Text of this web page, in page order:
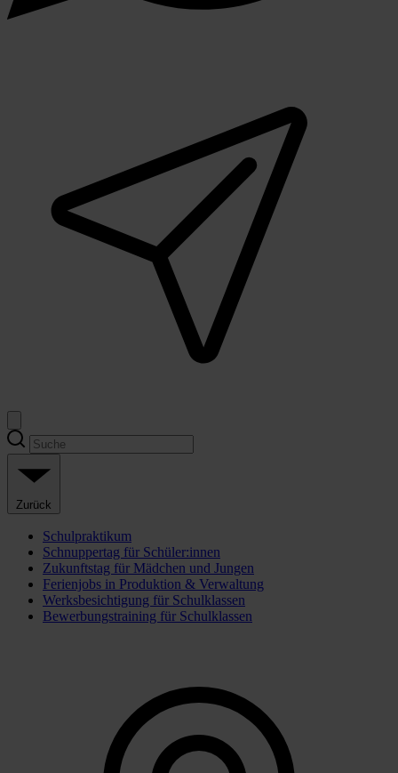
Zurück
Schulpraktikum
Schnuppertag für Schüler:innen
Zukunftstag für Mädchen und Jungen
Ferienjobs in Produktion & Verwaltung
Werksbesichtigung für Schulklassen
Bewerbungstraining für Schulklassen